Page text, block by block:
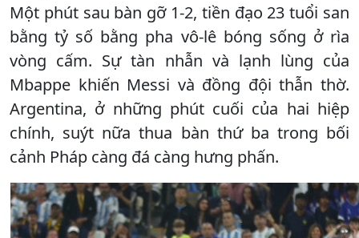
Một phút sau bàn gỡ 1-2, tiền đạo 23 tuổi san
bằng tỷ số bằng pha vô-lê bóng sống ở rìa
vòng cấm. Sự tàn nhẫn và lạnh lùng của
Mbappe khiến Messi và đồng đội thẫn thờ.
Argentina, ở những phút cuối của hai hiệp
chính, suýt nữa thua bàn thứ ba trong bối
cảnh Pháp càng đá càng hưng phấn.